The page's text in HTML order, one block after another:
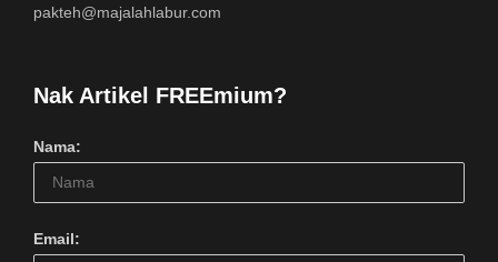
pakteh@majalahlabur.com
Nak Artikel FREEmium?
Nama:
Email: